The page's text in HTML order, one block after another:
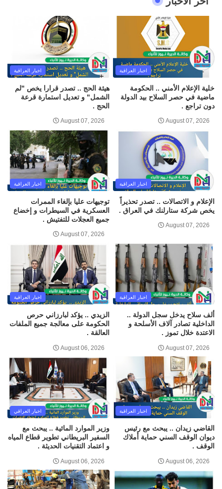
اخبار العراقية
خلية الإعلام الأمني .. الحكومة
ماضية في حصر السلاح بيد الدولة
دون تراجع .
August 07, 2026
اخبار العراقية
هيئة الحج .. تصدر قرارا يخص "لم
الشمل" و تعديل استمارة قرعة
الحج .
August 07, 2026
اخبار العراقية
الإعلام و الاتصالات .. تصدر تحذيراً
يخص شركة ستارلنك في العراق .
August 07, 2026
اخبار العراقية
توجيهات عليا بإلغاء الممرات
العسكرية في السيطرات و إخضاع
جميع العجلات للتفتيش .
August 07, 2026
اخبار العراقية
ألف سلاح يدخل سجل الدولة ..
الداخلية تصادر آلاف الأسلحة و
الاعتدة خلال تموز .
August 07, 2026
اخبار العراقية
الزيدي .. يؤكد لبارزاني حرص
الحكومة على معالجة جميع الملفات
العالقة .
August 06, 2026
اخبار العراقية
القاضي زيدان .. يبحث مع رئيس
ديوان الوقف السني حماية أملاك
الوقف .
August 06, 2026
اخبار العراقي
وزير الموارد المائية .. يبحث مع
السفير البريطاني تطوير قطاع المياه
و اعتماد التقنيات الحديثة .
August 06, 2026